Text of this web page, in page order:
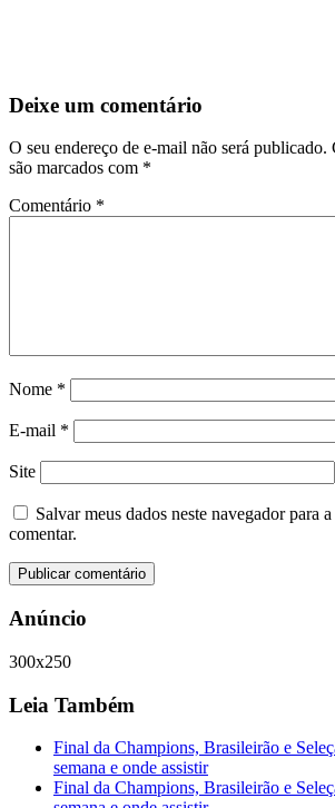
Deixe um comentário
O seu endereço de e-mail não será publicado.
são marcados com *
Comentário *
Nome *
E-mail *
Site
Salvar meus dados neste navegador para
comentar.
Anúncio
300x250
Leia Também
Final da Champions, Brasileirão e
semana e onde assistir
Final da Champions, Brasileirão e